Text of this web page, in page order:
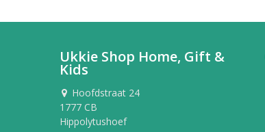
Ukkie Shop Home, Gift &
Kids
Hoofdstraat 24
1777 CB
Hippolytushoef